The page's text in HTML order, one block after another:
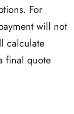
For
will not
calculate
final quote